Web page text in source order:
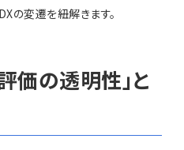
の変遷を紐解きます。
価の透明性」と